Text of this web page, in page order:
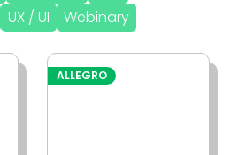
UX / UI Webinary
ALLEGRO